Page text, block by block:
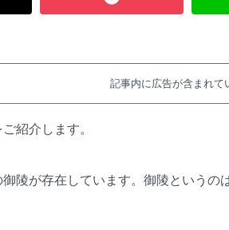
記事内に広告が含まれて
紹介します。
陵が存在しています。御陵というの